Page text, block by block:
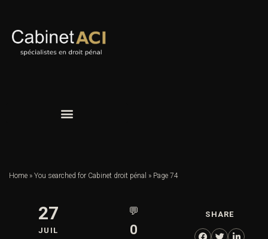
Home » You searched for Cabinet droit pénal » Page 74
27
JUIL
💬
0
SHARE